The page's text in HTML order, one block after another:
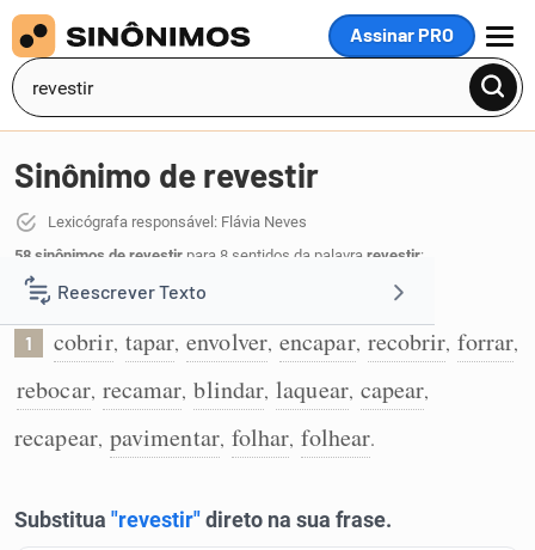
Assinar PRO
MENU
Reescrever Texto
Resumir Texto
Corrigir Texto
Sinônimo de revestir
Lexicógrafa responsável: Flávia Neves
58 sinônimos de revestir para 8 sentidos da palavra revestir:
Aplicar um revestimento:
1 cobrir, tapar, envolver, encapar, recobrir, forrar,
rebocar, recamar, blindar, laquear, capear,
recapear, pavimentar, folhar, folhear.